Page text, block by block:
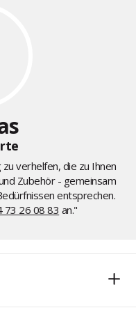
verhelfen, die zu Ihnen
Zubehör - gemeinsam
entsprechen.
73 26 08 83 an."